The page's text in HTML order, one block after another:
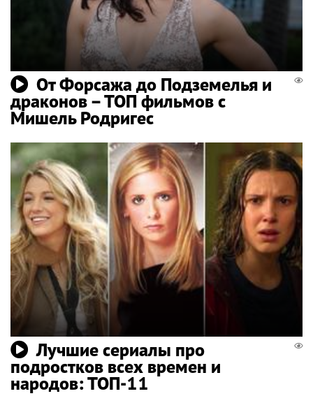
От Форсажа до Подземелья и
драконов – ТОП фильмов с
Мишель Родригес
Лучшие сериалы про
подростков всех времен и
народов: ТОП-11